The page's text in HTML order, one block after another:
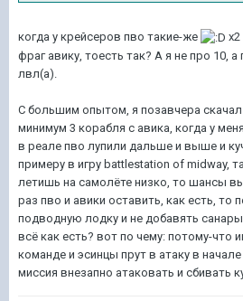
когда у крейсеров пво такие-же
фраг авику, тоесть так? А я не про 10,
лвл(а).
С большим опытом, я позавчера скачал
минимум 3 корабля с авика, когда у
в реале пво лупили дальше и выше и
примеру в игру battlestation of midway,
летишь на самолёте низко, то шансы
раз пво и авики оставить, как есть, то
подводную лодку и не добавять
всё как есть? вот по чему: потому-что
команде и эсинцы прут в атаку в начале
миссия внезапно атаковать и сбивать